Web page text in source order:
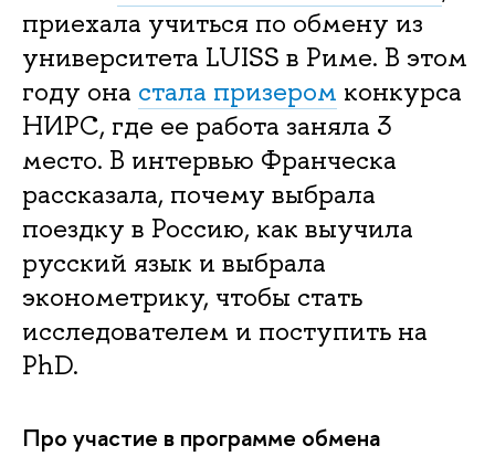
приехала учиться по обмену из
университета LUISS в Риме. В этом
году она стала призером конкурса
НИРС, где ее работа заняла 3
место. В интервью Франческа
рассказала, почему выбрала
поездку в Россию, как выучила
русский язык и выбрала
эконометрику, чтобы стать
исследователем и поступить на
PhD.
Про участие в программе обмена